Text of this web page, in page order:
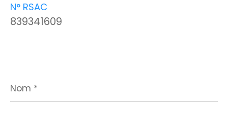
N° RSAC
839341609
*